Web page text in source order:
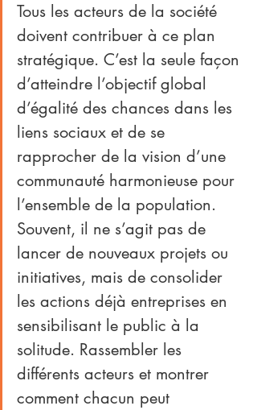
Tous les acteurs de la société
doivent contribuer à ce plan
stratégique. C’est la seule façon
d’atteindre l’objectif global
d’égalité des chances dans les
liens sociaux et de se
rapprocher de la vision d’une
communauté harmonieuse pour
l’ensemble de la population.
Souvent, il ne s’agit pas de
lancer de nouveaux projets ou
initiatives, mais de consolider
les actions déjà entreprises en
sensibilisant le public à la
solitude. Rassembler les
différents acteurs et montrer
comment chacun peut